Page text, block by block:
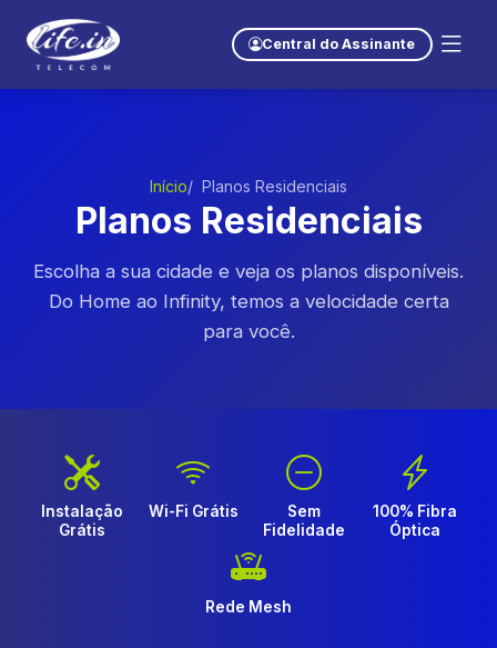
Central do Assinante
Início Planos Residenciais
Planos Residenciais
Escolha a sua cidade e veja os planos disponíveis.
Do Home ao Infinity, temos a velocidade certa
para você.
Instalação
Grátis
Wi-Fi Grátis
Sem
Fidelidade
100% Fibra
Óptica
Rede Mesh